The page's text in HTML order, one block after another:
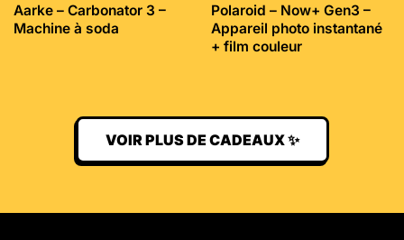
Aarke – Carbonator 3 –
Machine à soda
Polaroid – Now+ Gen3 –
Appareil photo instantané
+ film couleur
VOIR PLUS DE CADEAUX ✨